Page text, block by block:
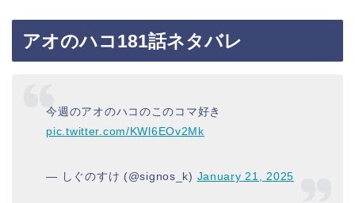
アオのハコ181話ネタバレ
今週のアオのハコのこのコマ好き
pic.twitter.com/KWl6EOv2Mk
— しぐのすけ (@signos_k) January 21, 2025